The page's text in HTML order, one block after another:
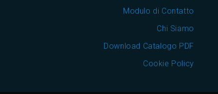
Modulo di Contatto
Chi Siamo
Download Catalogo PDF
Cookie Policy